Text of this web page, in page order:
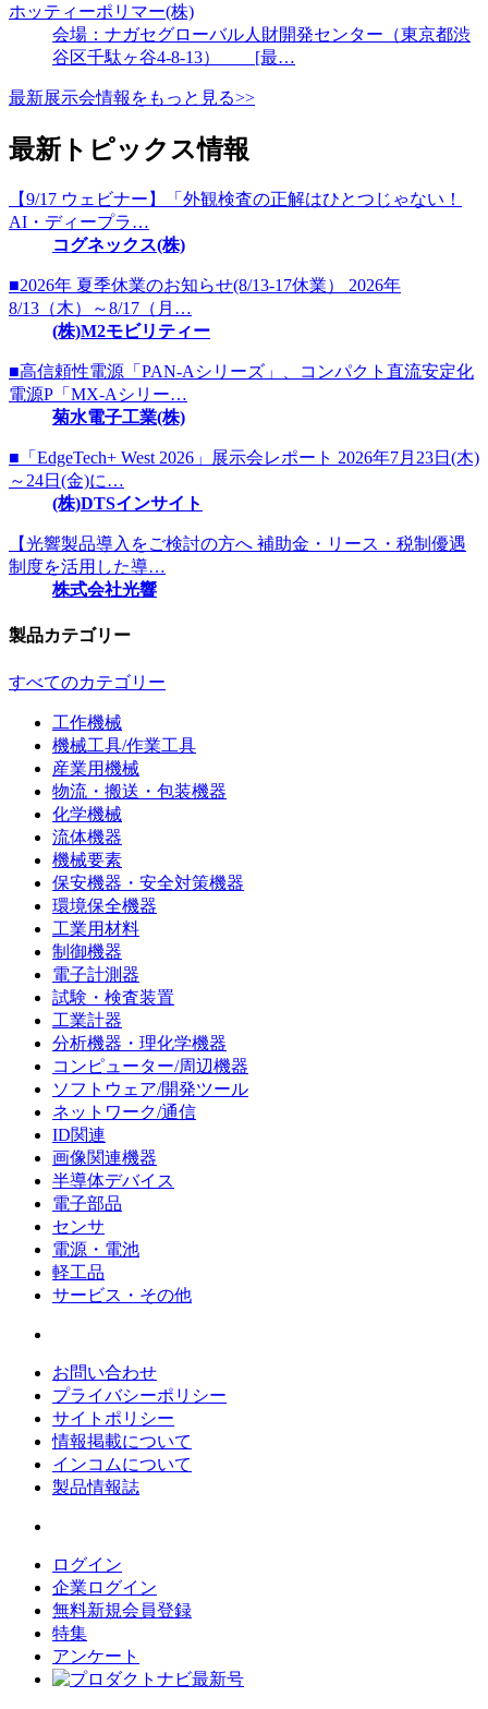
ホッティーポリマー(株)
会場：ナガセグローバル人財開発センター（東京都渋
谷区千駄ヶ谷4-8-13） [最…
最新展示会情報をもっと見る>>
最新トピックス情報
【9/17 ウェビナー】「外観検査の正解はひとつじゃない！
AI・ディープラ…
コグネックス(株)
■2026年 夏季休業のお知らせ(8/13-17休業） 2026年
8/13（木）～8/17（月…
(株)M2モビリティー
■高信頼性電源「PAN-Aシリーズ」、コンパクト直流安定化
電源P「MX-Aシリー…
菊水電子工業(株)
■「EdgeTech+ West 2026」展示会レポート 2026年7月23日(木)
～24日(金)に…
(株)DTSインサイト
【光響製品導入をご検討の方へ 補助金・リース・税制優遇
制度を活用した導…
株式会社光響
製品カテゴリー
すべてのカテゴリー
工作機械
機械工具/作業工具
産業用機械
物流・搬送・包装機器
化学機械
流体機器
機械要素
保安機器・安全対策機器
環境保全機器
工業用材料
制御機器
電子計測器
試験・検査装置
工業計器
分析機器・理化学機器
コンピューター/周辺機器
ソフトウェア/開発ツール
ネットワーク/通信
ID関連
画像関連機器
半導体デバイス
電子部品
センサ
電源・電池
軽工品
サービス・その他
お問い合わせ
プライバシーポリシー
サイトポリシー
情報掲載について
インコムについて
製品情報誌
ログイン
企業ログイン
無料新規会員登録
特集
アンケート